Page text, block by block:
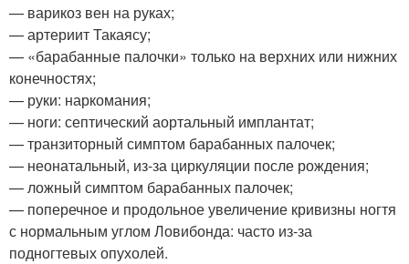
— варикоз вен на руках;
— артериит Такаясу;
— «барабанные палочки» только на верхних или нижних
конечностях;
— руки: наркомания;
— ноги: септический аортальный имплантат;
— транзиторный симптом барабанных палочек;
— неонатальный, из-за циркуляции после рождения;
— ложный симптом барабанных палочек;
— поперечное и продольное увеличение кривизны ногтя
с нормальным углом Ловибонда: часто из-за
подногтевых опухолей.